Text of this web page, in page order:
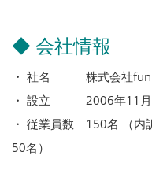
◆ 会社情報
・ 社名 株式会社fun
・ 設立 2006年11月
・ 従業員数 150名 （内
50名）